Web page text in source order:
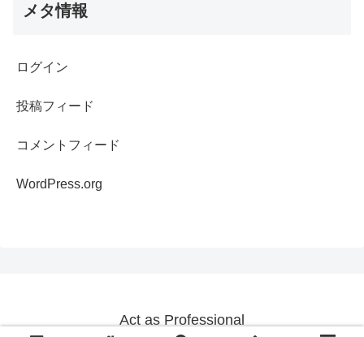
メタ情報
ログイン
投稿フィード
コメントフィード
WordPress.org
Act as Professional